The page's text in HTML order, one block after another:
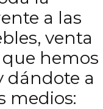
a las
venta
hemos
dándote a
medios: